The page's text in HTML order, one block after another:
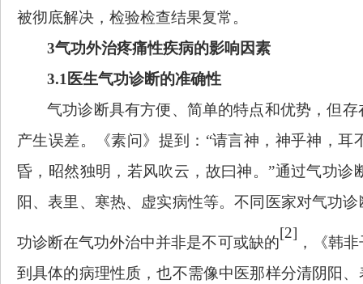
被彻底解决，检验检查结果复常。
3气功外治疼痛性疾病的影响因素
3.1医生气功诊断的准确性
气功诊断具有方便、简单的特点和优势，但
产生误差。
《素问》提到： “请言神，神乎神，耳
昏，昭然独明，若风吹云，故曰神。”通过气功诊
阳、表里、寒热、虚实病性等。不同医家对气功
功诊断在气功外治中并非是不可或缺的
[2]
，《韩
到具体的病理性质，也不需像中医那样分清阴阳